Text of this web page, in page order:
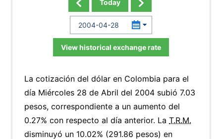
Today
View historical exchange rate
La cotización del dólar en Colombia para el
día Miércoles 28 de Abril del 2004 subió 7.03
pesos, correspondiente a un aumento del
0.27% con respecto al día anterior. La T.R.M.
disminuyó un 10.02% (291.86 pesos) en